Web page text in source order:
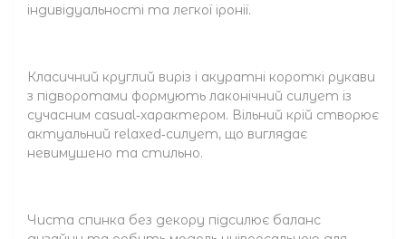
індивідуальності та легкої іронії.
Класичний круглий виріз і акуратні короткі рукави
з підворотами формують лаконічний силует із
сучасним casual‑характером. Вільний крій створює
актуальний relaxed‑силует, що виглядає
невимушено та стильно.
Чиста спинка без декору підсилює баланс